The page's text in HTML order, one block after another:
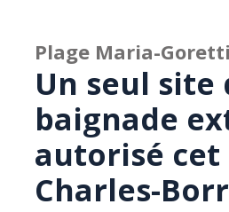
Plage Maria-Goretti
Un seul site
baignade
autorisé cet
Charles-